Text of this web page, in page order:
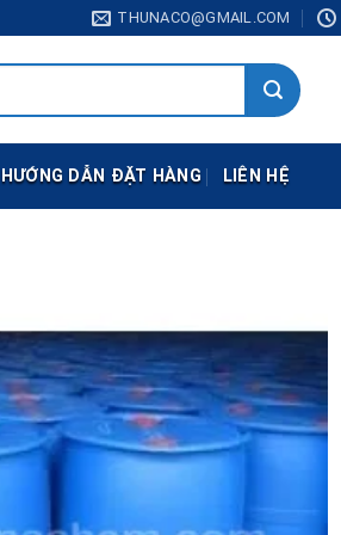
THUNACO@GMAIL.COM
HƯỚNG DẪN ĐẶT HÀNG LIÊN HỆ